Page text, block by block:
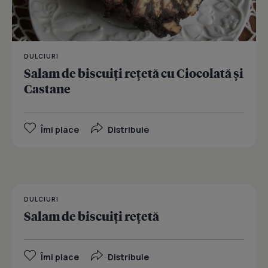
DULCIURI
Salam de biscuiţi reţetă cu Ciocolată și
Castane
Îmi place Distribuie
DULCIURI
Salam de biscuiţi reţetă
Îmi place Distribuie